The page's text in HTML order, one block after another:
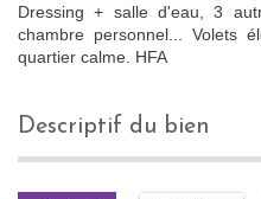
Dressing + salle d'eau, 3
chambre personnel... Volets
quartier calme. HFA
descriptif du bien